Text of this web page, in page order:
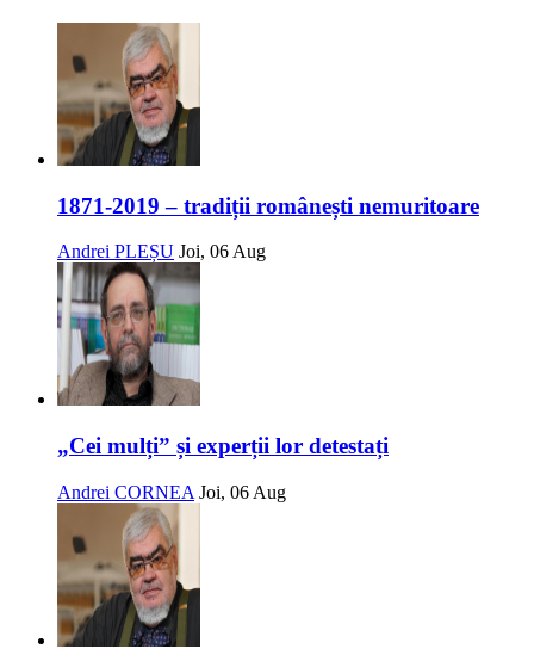
1871-2019 – tradiții românești nemuritoare
Andrei PLEȘU Joi, 06 Aug
„Cei mulți” și experții lor detestați
Andrei CORNEA Joi, 06 Aug